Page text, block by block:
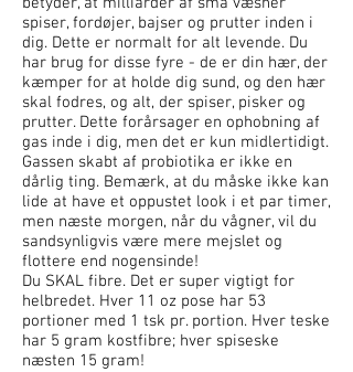
spiser, fordøjer, bajser og prutter inden i
dig. Dette er normalt for alt levende. Du
har brug for disse fyre - de er din hær, der
kæmper for at holde dig sund, og den hær
skal fodres, og alt, der spiser, pisker og
prutter. Dette forårsager en ophobning af
gas inde i dig, men det er kun midlertidigt.
Gassen skabt af probiotika er ikke en
dårlig ting. Bemærk, at du måske ikke kan
lide at have et oppustet look i et par timer,
men næste morgen, når du vågner, vil du
sandsynligvis være mere mejslet og
flottere end nogensinde!
Du SKAL fibre. Det er super vigtigt for
helbredet. Hver 11 oz pose har 53
portioner med 1 tsk pr. portion. Hver teske
har 5 gram kostfibre; hver spiseske
næsten 15 gram!